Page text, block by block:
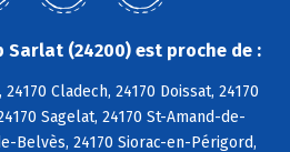
Sarlat (24200) est proche de :
Cladech, 24170 Doissat, 24170
Sagelat, 24170 St-Amand-de-
Belvès, 24170 Siorac-en-Périgord,